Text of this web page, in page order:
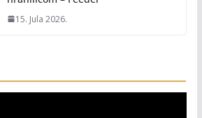
15. Jula 2026.